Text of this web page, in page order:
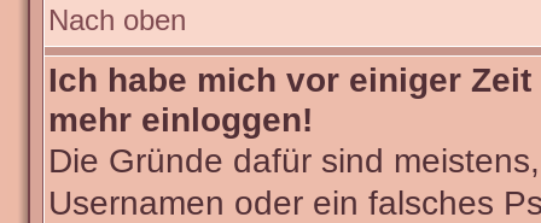
Nach oben
Ich habe mich vor einiger
mehr einloggen!
Die Gründe dafür sind
Usernamen oder ein falsches